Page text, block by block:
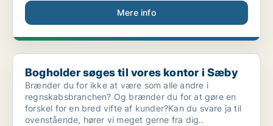
Mere info
Bogholder søges til vores kontor i Sæby
Bogholder søges til vores kontor i Sæby
Brænder du for ikke at være som alle andre i
regnskabsbranchen? Og brænder du for at gøre en
forskel for en bred vifte af kunder?Kan du svare ja til
ovenstående, hører vi meget gerne fra dig..